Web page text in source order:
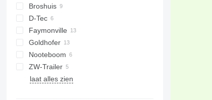
Broshuis
2 series
3 series
4 series
5 series
D-Tec
CT
Faymonville
MAX
Multi
STN
STZ
Goldhofer
SPZ
STZ
S-series
LB
MPG
T-series
Nooteboom
MCO
OVB
ZW-Trailer
laat alles zien